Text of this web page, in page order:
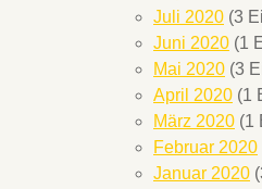
Juli 2020 (3
Juni 2020 (1
Mai 2020 (3
April 2020 (1
März 2020 (1
Februar 2020
Januar 2020